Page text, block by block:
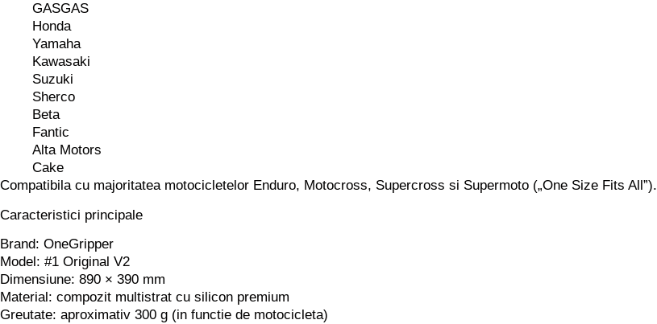
GASGAS
Honda
Yamaha
Kawasaki
Suzuki
Sherco
Beta
Fantic
Alta Motors
Cake
Compatibila cu majoritatea motocicletelor Enduro, Motocross, Supercross si Supermoto („One Size Fits All”).
Caracteristici principale
Brand: OneGripper
Model: #1 Original V2
Dimensiune: 890 × 390 mm
Material: compozit multistrat cu silicon premium
Greutate: aproximativ 300 g (in functie de motocicleta)